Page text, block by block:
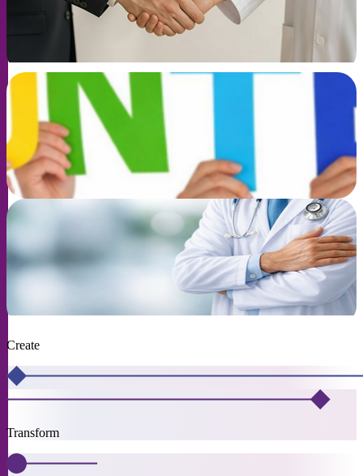
辦者
了解更多
登記成為志願者參與臨床研究
了解更多
護人員
臨床研究支援與服務
了解更多
Create
Transform